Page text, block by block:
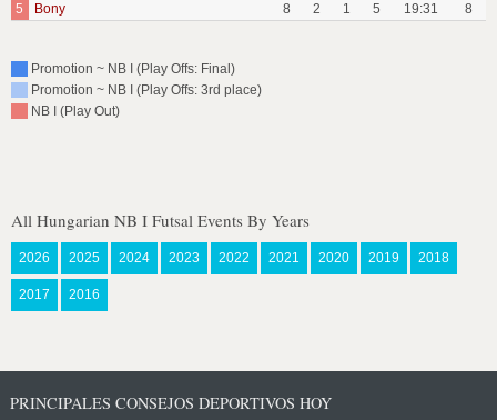
5
Bony 8 2 1 5 19:31 8
Promotion ~ NB I (Play Offs: Final)
Promotion ~ NB I (Play Offs: 3rd place)
NB I (Play Out)
All Hungarian NB I Futsal Events By Years
2026 2025 2024 2023 2022 2021 2020 2019 2018
2017 2016
PRINCIPALES CONSEJOS DEPORTIVOS HOY